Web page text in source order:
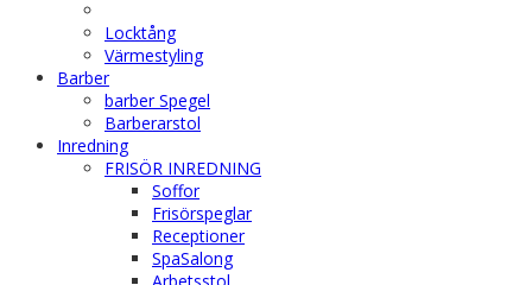
Locktång
Värmestyling
Barber
barber Spegel
Barberarstol
Inredning
FRISÖR INREDNING
Soffor
Frisörspeglar
Receptioner
SpaSalong
Arbetsstol